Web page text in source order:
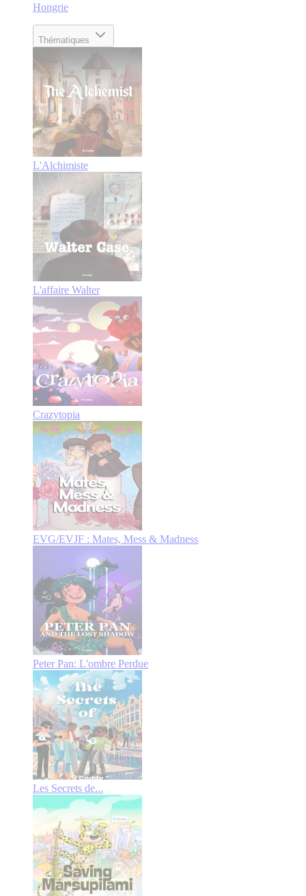
Hongrie
Thématiques
L'Alchimiste
L'affaire Walter
Crazytopia
EVG/EVJF : Mates, Mess & Madness
Peter Pan: L'ombre Perdue
Les Secrets de...